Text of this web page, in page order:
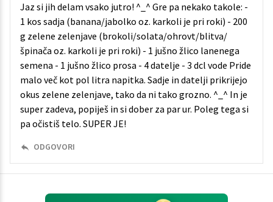
Jaz si jih delam vsako jutro! ^_^ Gre pa nekako takole: -
1 kos sadja (banana/jabolko oz. karkoli je pri roki) - 200
g zelene zelenjave (brokoli/solata/ohrovt/blitva/
špinača oz. karkoli je pri roki) - 1 jušno žlico lanenega
semena - 1 jušno žlico prosa - 4 datelje - 3 dcl vode Pride
malo več kot pol litra napitka. Sadje in datelji prikrijejo
okus zelene zelenjave, tako da ni tako grozno. ^_^ In je
super zadeva, popiješ in si dober za par ur. Poleg tega si
pa očistiš telo. SUPER JE!
ODGOVORI